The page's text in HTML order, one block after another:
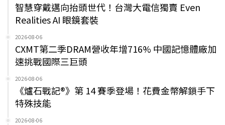
智慧穿戴邁向抬頭世代！台灣大電信獨賣 Even
Realities AI 眼鏡套裝
2026-08-06
CXMT第二季DRAM營收年增716% 中國記憶體廠加
速挑戰國際三巨頭
2026-08-06
《爐石戰記®》第 14 賽季登場！花費金幣解鎖手下
特殊技能
2026-08-06